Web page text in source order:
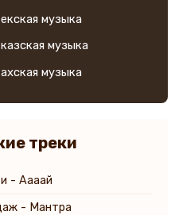
музыка
музыка
музыка
треки
- Аааай
- Мантра